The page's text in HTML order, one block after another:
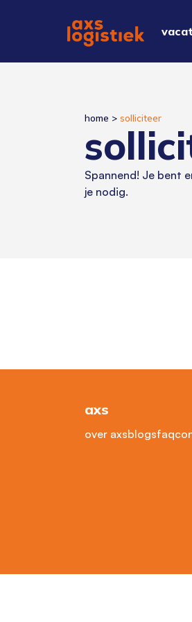
home > solliciteer
Spannend! Je bent
je nodig.
axs
over axsblogsfaq